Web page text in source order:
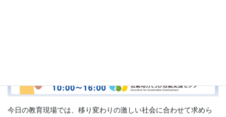
今日の教育現場では、移り変わりの激しい社会に合わせて求めら